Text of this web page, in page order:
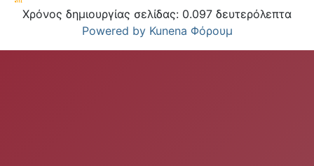
Χρόνος δημιουργίας σελίδας: 0.097 δευτερόλεπτα
Powered by Kunena Φόρουμ